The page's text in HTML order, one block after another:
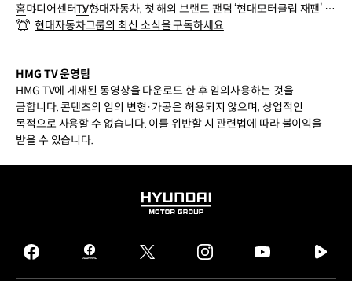
홈미디어센터TV현대자동차, 첫 해외 브랜드 팬덤 ‘현대모터클럽 재팬’ 출
범
현대자동차그룹의 최신 소식을 구독하세요
HMG TV 운영팀
HMG TV에 게재된 동영상을 다운로드 한 후 임의사용하는 것을
금합니다. 콘텐츠의 임의 변형·가공은 허용되지 않으며, 상업적인
목적으로 사용할 수 없습니다. 이를 위반할 시 관련법에 따라 불이익을
받을 수 있습니다.
HYUNDAI
GROUP
facebook
hmg
twitter instagram